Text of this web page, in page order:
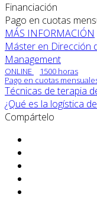
Financiación
Pago en cuotas
MÁS INFORMACIÓN
Máster en Dirección
Management
ONLINE
1500 horas
Pago en cuotas
Técnicas de terapia
¿Qué es la logística
Compártelo